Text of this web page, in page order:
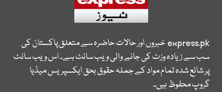
express.pkخبروں اور حالات حاضرہ سے متعلق پاکستان کی
سب سے زیادہ وزٹ کی جانے والی ویب سائٹ ہے۔ اس ویب سائٹ
پر شائع شدہ تمام مواد کے جملہ حقوق بحق ایکسپریس میڈیا
گروپ محفوظ ہیں۔